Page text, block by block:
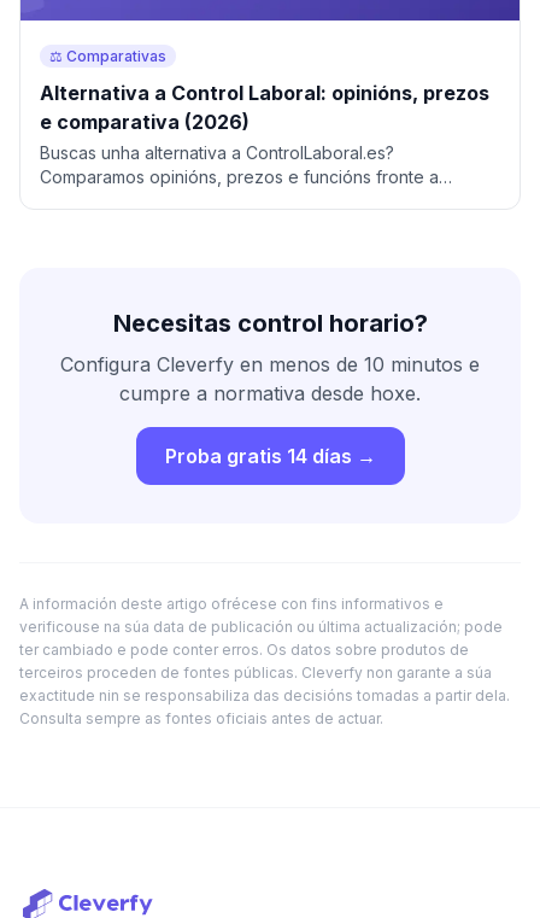
⚖️ Comparativas
Alternativa a Control Laboral: opinións, prezos
e comparativa (2026)
Buscas unha alternativa a ControlLaboral.es?
Comparamos opinións, prezos e funcións fronte a
Necesitas control horario?
Configura Cleverfy en menos de 10 minutos e
cumpre a normativa desde hoxe.
Proba gratis 14 días →
A información deste artigo ofrécese con fins informativos e
verificouse na súa data de publicación ou última actualización; pode
ter cambiado e pode conter erros. Os datos sobre produtos de
terceiros proceden de fontes públicas. Cleverfy non garante a súa
exactitude nin se responsabiliza das decisións tomadas a partir dela.
Consulta sempre as fontes oficiais antes de actuar.